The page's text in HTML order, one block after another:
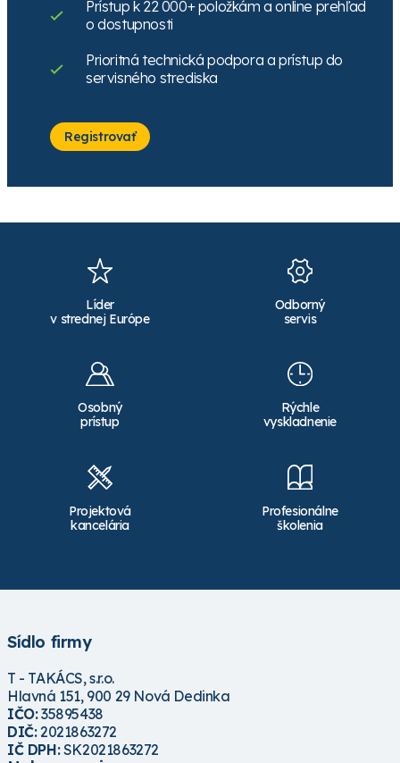
tlaku PMR
50MF3F3FV, 2.8 bar,
Nie je skladom
saprihlástealebo
Skladom
saprihlástealebo
Rain batériová
riadiaca jednotka
bluetooth a WiFi
ready, 2 sekcie
Teco hnedý zemný
úchyt pre kvapkovú
Prístup k 22 000+ položkám a online prehľad
o dostupnosti
Prioritná technická podpora a prístup do
servisného strediska
Registrovať
Líder
v strednej Európe
Odborný
servis
Osobný
prístup
Rýchle
vyskladnenie
Projektová
kancelária
Profesionálne
školenia
Sídlo firmy
T - TAKÁCS, s.r.o.
Hlavná 151, 900 29 Nová Dedinka
IČO:35895438
DIČ:2021863272
IČ DPH:SK2021863272